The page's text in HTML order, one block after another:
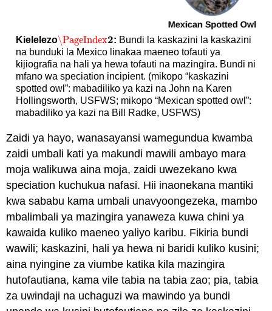
Kielelezo\PageIndex2
\PageIndex2: Bundi la kaskazini la kaskazini
na bunduki la Mexico linakaa maeneo tofauti ya
kijiografia na hali ya hewa tofauti na mazingira. Bundi ni
mfano wa speciation incipient. (mikopo “kaskazini
spotted owl”: mabadiliko ya kazi na John na Karen
Hollingsworth, USFWS; mikopo “Mexican spotted owl”:
mabadiliko ya kazi na Bill Radke, USFWS)
Zaidi ya hayo, wanasayansi wamegundua kwamba
zaidi umbali kati ya makundi mawili ambayo mara
moja walikuwa aina moja, zaidi uwezekano kwa
speciation kuchukua nafasi. Hii inaonekana mantiki
kwa sababu kama umbali unavyoongezeka, mambo
mbalimbali ya mazingira yanaweza kuwa chini ya
kawaida kuliko maeneo yaliyo karibu. Fikiria bundi
wawili; kaskazini, hali ya hewa ni baridi kuliko kusini;
aina nyingine za viumbe katika kila mazingira
hutofautiana, kama vile tabia na tabia zao; pia, tabia
za uwindaji na uchaguzi wa mawindo ya bundi